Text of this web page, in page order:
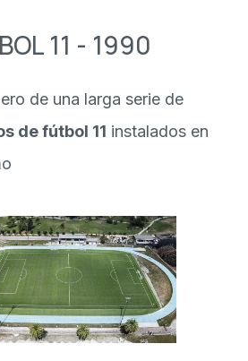
11 - 1990
de una larga serie de
de fútbol 11 instalados en